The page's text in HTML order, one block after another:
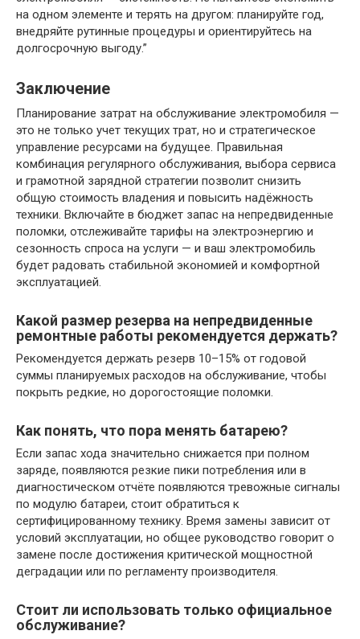
на одном элементе и терять на другом: планируйте год,
внедряйте рутинные процедуры и ориентируйтесь на
долгосрочную выгоду.”
Заключение
Планирование затрат на обслуживание электромобиля —
это не только учет текущих трат, но и стратегическое
управление ресурсами на будущее. Правильная
комбинация регулярного обслуживания, выбора сервиса
и грамотной зарядной стратегии позволит снизить
общую стоимость владения и повысить надёжность
техники. Включайте в бюджет запас на непредвиденные
поломки, отслеживайте тарифы на электроэнергию и
сезонность спроса на услуги — и ваш электромобиль
будет радовать стабильной экономией и комфортной
эксплуатацией.
Какой размер резерва на непредвиденные
ремонтные работы рекомендуется держать?
Рекомендуется держать резерв 10–15% от годовой
суммы планируемых расходов на обслуживание, чтобы
покрыть редкие, но дорогостоящие поломки.
Как понять, что пора менять батарею?
Если запас хода значительно снижается при полном
заряде, появляются резкие пики потребления или в
диагностическом отчёте появляются тревожные сигналы
по модулю батареи, стоит обратиться к
сертифицированному технику. Время замены зависит от
условий эксплуатации, но общее руководство говорит о
замене после достижения критической мощностной
деградации или по регламенту производителя.
Стоит ли использовать только официальное
обслуживание?